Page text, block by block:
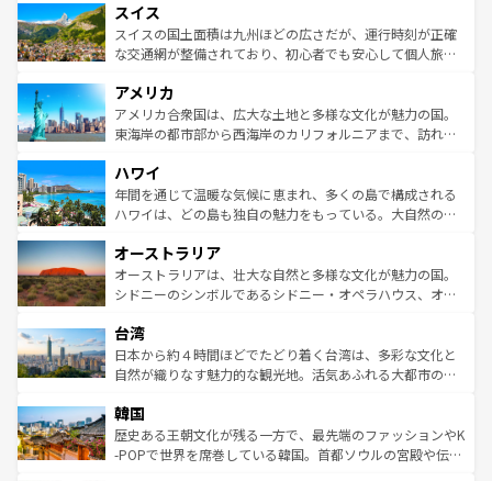
れる地方に足を運ぶとそれぞれで全く異なる文化を体験で
きるだろう。 なお、新着のフランス情報はコンテンツ一覧
を参照してほしい。
は、お酒好きな人にはぜひ体験してほしい。 なお、新着の
ドイツ情報はコンテンツ一覧を参照してほしい。
リアごとに異なる魅力がある。また、優雅なアフタヌーン
ティー、ビール好きにはたまらない英国パブ、サッカー観
戦など、本場だからこそできる体験も豊富。イギリスを旅
ンツ一覧を参照してほしい。
スイス
スイスの国土面積は九州ほどの広さだが、運行時刻が正確
な交通網が整備されており、初心者でも安心して個人旅行
の建物がそのまま残る町や、スイスならではのユニークな
博物館もあり、アルプス観光だけでなく町歩きも満喫する
ことができる。国民の所得が高いため物価も高いが、旅行
ば市内交通費無料で観光を楽しむこともできる。 なお、新
着のスイス情報はコンテンツ一覧 を参照してほしい。
アメリカ
アメリカ合衆国は、広大な土地と多様な文化が魅力の国。
東海岸の都市部から西海岸のカリフォルニアまで、訪れる
のような巨大都市は、観光、ショッピング、エンターテイ
ンメントが詰まった刺激的なスポットだ。一方、アメリカ
西部には大自然が広がり、グランドキャニオンやイエロー
部のニューオーリンズでは、音楽と美食が融合した独特の
文化が魅力。旅行者はアメリカの各地域で異なる魅力を楽
しみながら、その多様性と豊かな歴史を感じることができ
ならではの贅沢な旅のスタイルだ。 なお、新着のアメリカ
情報はコンテンツ一覧を参照してほしい。
ハワイ
年間を通じて温暖な気候に恵まれ、多くの島で構成される
ハワイは、どの島も独自の魅力をもっている。大自然の神
ワイ島は見逃せない。また、定番の観光地といえばオアフ
島だが、静かな自然を求めるならマウイ島やカウアイ島が
おすすめ。エメラルドグリーンに輝く海をはじめ、豊かな
れるおもてなしの心で訪れる人々を迎えてくれるハワイの
人々、おいしいローカルフードやハワイアンミュージッ
ク、伝統的なフラダンスなど、すべてがハワイの魅力を彩
ワイを、存分に味わってほしい。 なお、新着のハワイ情報
はコンテンツ一覧を参照してほしい。
オーストラリア
オーストラリアは、壮大な自然と多様な文化が魅力の国。
シドニーのシンボルであるシドニー・オペラハウス、オー
リアリーフや大陸中央部にそびえるウルル（エアーズロッ
ク）、タスマニアの美しい原生林やケアンズの熱帯雨林な
ど、見どころがたくさん。また、カフェやワイン、オージ
いる。アクティビティも充実しており、サーフィンやダイ
ビング、ハイキングなど、アウトドア好きにはたまらな
い。オーストラリアの多彩な魅力を存分に味わいつくそ
台湾
日本から約４時間ほどでたどり着く台湾は、多彩な文化と
自然が織りなす魅力的な観光地。活気あふれる大都市の台
ン）、静ひつな山岳地帯である台湾東部など、都市の喧騒
と山間の静けさが共存しており、訪れる人に新しい発見と
驚きをもたらしてくれる。また、奥深い台湾の食文化も魅
韓国
歴史ある王朝文化が残る一方で、最先端のファッションやK
-POPで世界を席巻している韓国。首都ソウルの宮殿や伝統